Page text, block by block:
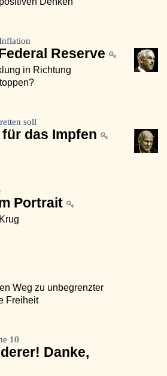
Reserve
in Richtung
soll
das Impfen
Portrait
Weg zu unbegrenzter
Freiheit
10
Danke,